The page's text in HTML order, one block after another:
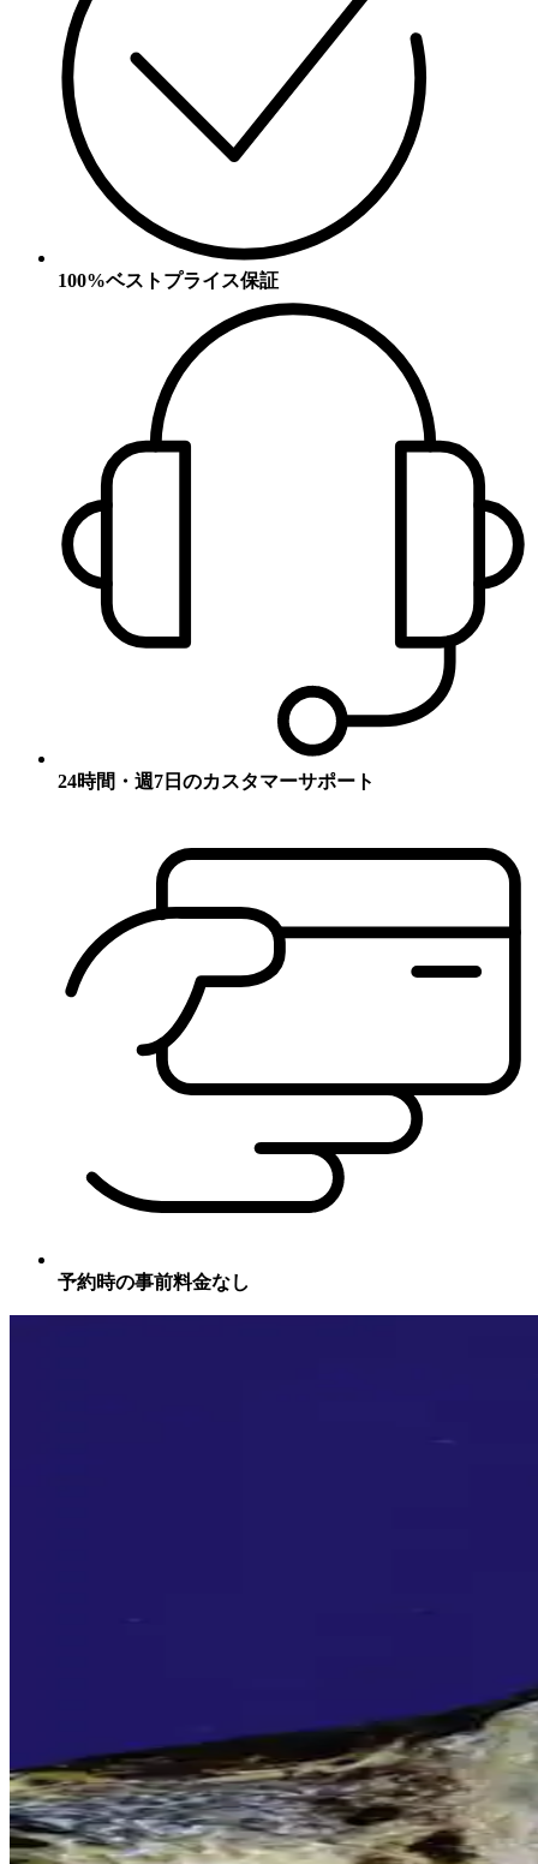
100%ベストプライス保証
24時間・週7日のカスタマーサポート
予約時の事前料金なし